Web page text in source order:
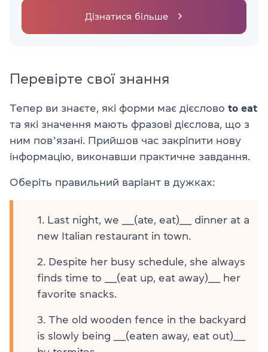
Дізнатися більше
Перевірте свої знання
Тепер ви знаєте, які форми має дієслово to eat
та які значення мають фразові дієслова, що з
ним повʼязані. Прийшов час закріпити нову
інформацію, виконавши практичне завдання.
Оберіть правильний варіант в дужках:
Last night, we ____(ate, eat)____ dinner at a
new Italian restaurant in town.
Despite her busy schedule, she always
finds time to ____(eat up, eat away)____ her
favorite snacks.
The old wooden fence in the backyard
is slowly being ____(eaten away, eat out)____